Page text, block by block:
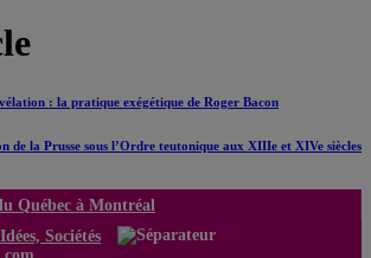
: la pratique exégétique de Roger Bacon
de la Prusse sous l’Ordre teutonique aux XIIIe et XIVe siècles
Québec à Montréal
Sociétés